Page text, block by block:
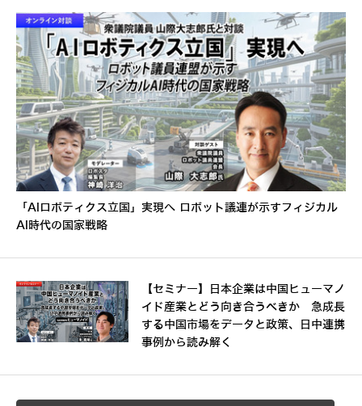
「AIロボティクス立国」実現へ ロボット議連が示すフィジカル
AI時代の国家戦略
【セミナー】日本企業は中国ヒューマノ
イド産業とどう向き合うべきか 急成長
する中国市場をデータと政策、日中連携
事例から読み解く